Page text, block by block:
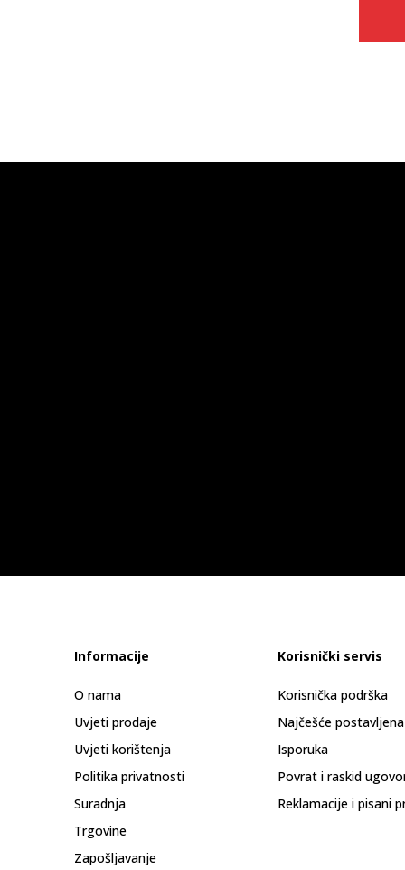
Informacije
O nama
Uvjeti prodaje
Uvjeti korištenja
Politika privatnosti
Suradnja
Trgovine
Zapošljavanje
Korisnički servis
Korisnička podrška
Najčešće
Isporuka
Povrat i raskid
Reklamacije i pisani